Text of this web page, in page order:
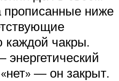
прописанные ниже
каждой чакры.
— он закрыт.